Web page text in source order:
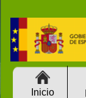
Inicio